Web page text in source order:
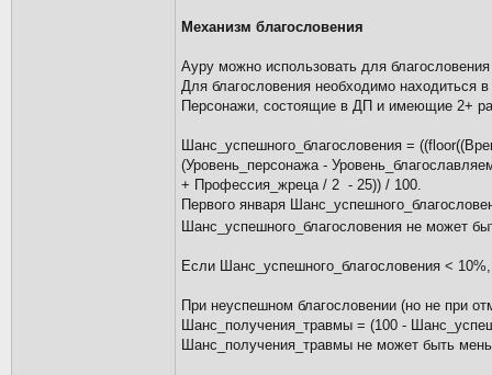
Механизм благословения
Ауру можно использовать для
Для благословения необходимо находиться
Персонажи, состоящие в ДП и имеющие 2+
Шанс_успешного_благословения =
(Уровень_персонажа -
+ Профессия_жреца / 2 - 25)) / 100.
Первого января
Шанс_успешного_благословения не может
Если Шанс_успешного_благословения <
При неуспешном благословении (но не при
Шанс_получения_травмы = (100 -
Шанс_получения_травмы не может быть